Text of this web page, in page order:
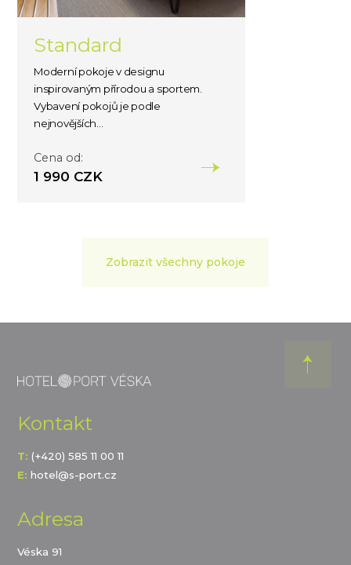
Standard
Moderní pokoje v designu
inspirovaným přírodou a sportem.
Vybavení pokojů je podle
nejnovějších...
Cena od:
1 990 CZK
Zobrazit všechny pokoje
Kontakt
T: (+420) 585 11 00 11
E: hotel@s-port.cz
Adresa
Véska 91